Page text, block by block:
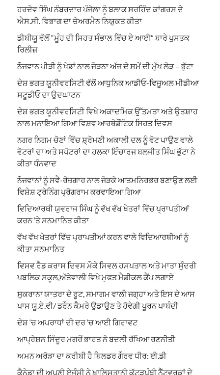
ਹਰਦੇਵ ਸਿੰਘ ਨੰਬਰਦਾਰ ਪੰਜੋਲਾ ਨੂੰ ਬਲਾਕ ਸਰਹਿੰਦ ਕਾਂਗਰਸ ਦੇ
ਐਸ.ਸੀ. ਵਿਭਾਗ ਦਾ ਚੇਅਰਮੈਨ ਨਿਯੁਕਤ ਕੀਤਾ
ਡੀਬੀਯੂ ਵੱਲੋਂ “ਮੂੰਹ ਦੀ ਸਿਹਤ ਸੰਭਾਲ ਵਿੱਚ ਏ ਆਈ” ਬਾਰੇ ਪੁਸਤਕ
ਰਿਲੀਜ਼
ਨੌਜਵਾਨ ਪੀੜੀ ਨੂੰ ਖੇਡਾਂ ਨਾਲ ਜੋੜਨਾ ਅੱਜ ਦੇ ਸਮੇਂ ਦੀ ਮੁੱਖ ਲੋੜ – ਭੁੱਟਾ
ਦੇਸ਼ ਭਗਤ ਯੂਨੀਵਰਸਿਟੀ ਵੱਲੋਂ ਆਧੁਨਿਕ ਆਡੀਓ-ਵਿਜ਼ੂਅਲ ਮੀਡੀਆ
ਸਟੂਡੀਓ ਦਾ ਉਦਘਾਟਨ
ਦੇਸ਼ ਭਗਤ ਯੂਨੀਵਰਸਿਟੀ ਵਿਖੇ ਅਕਾਦਮਿਕ ਉੱਤਮਤਾ ਅਤੇ ਉਤਸ਼ਾਹ
ਨਾਲ ਮਨਾਇਆ ਗਿਆ ਵਿਸ਼ਵ ਆਰਥੋਡੌਂਟਿਕ ਸਿਹਤ ਦਿਵਸ
ਨਗਰ ਨਿਗਮ ਚੋਣਾਂ ਵਿੱਚ ਸ਼੍ਰੋਮਣੀ ਅਕਾਲੀ ਦਲ ਨੂੰ ਵੋਟ ਪਾਉਣ ਵਾਲੇ
ਵੋਟਰਾਂ ਦਾ ਅਤੇ ਸਪੋਟਰਾਂ ਦਾ ਹਲਕਾ ਇੰਚਾਰਜ ਬਲਜੀਤ ਸਿੰਘ ਭੁੱਟਾ ਨੇ
ਕੀਤਾ ਧੰਨਵਾਦ
ਨੌਜਵਾਨਾਂ ਨੂੰ ਸਵੈ-ਰੋਜ਼ਗਾਰ ਨਾਲ ਜੋੜਕੇ ਆਤਮਨਿਰਭਰ ਬਣਾਉਣ ਲਈ
ਵਿਸ਼ੇਸ਼ ਟ੍ਰੇਨਿੰਗ ਪ੍ਰੋਗਰਾਮ ਕਰਵਾਇਆ ਗਿਆ
ਵਿਦਿਆਰਥੀ ਯੁਵਰਾਜ ਸਿੰਘ ਨੂੰ ਵੱਖ ਵੱਖ ਖੇਤਰਾਂ ਵਿੱਚ ਪ੍ਰਾਪਤੀਆਂ
ਕਰਨ ‘ਤੇ ਸਨਮਾਨਿਤ ਕੀਤਾ
ਵੱਖ ਵੱਖ ਖੇਤਰਾਂ ਵਿੱਚ ਪ੍ਰਾਪਤੀਆਂ ਕਰਨ ਵਾਲੇ ਵਿਦਿਆਰਥੀਆਂ ਨੂੰ
ਕੀਤਾ ਸਨਮਾਨਿਤ
ਵਿਸਵ ਰੈਡ ਕਰਾਸ ਦਿਵਸ ਮੌਕੇ ਸਿਵਲ ਹਸਪਤਾਲ ਅਤੇ ਮਾਤਾ ਸੁੰਦਰੀ
ਪਬਲਿਕ ਸਕੂਲ,ਅੱਤੇਵਾਲੀ ਵਿਖੇ ਮੁਫਤ ਮੈਡੀਕਲ ਕੈਂਪ ਲਗਾਏ
ਸੁਕਰਾਨਾ ਯਾਤਰਾ ਦੇ ਰੂਟ, ਸਮਾਗਮ ਵਾਲੀ ਜਗ੍ਹਾ ਅਤੇ ਇਸ ਦੇ ਆਸ
ਪਾਸ ਯੂ.ਏ.ਵੀ/ ਡਰੌਨ ਕੈਮਰੇ ਉਡਾਉਣ ਤੇ ਹੋਵੇਗੀ ਪੂਰਨ ਪਾਬੰਦੀ
ਦੇਸ਼ ‘ਚ ਅਪਰਾਧਾਂ ਦੀ ਦਰ ‘ਚ ਆਈ ਗਿਰਾਵਟ
ਆਪ੍ਰੇਸ਼ਨ ਸਿੰਦੂਰ ਮਗਰੋਂ ਭਾਰਤ ਨੇ ਬਦਲੀ ਰੱਖਿਆ ਰਣਨੀਤੀ
ਅਮਨ ਅਰੋੜਾ ਦਾ ਕਰੀਬੀ ਹੈ ਬਿਲਡਰ ਗੌਰਵ ਧੀਰ: ਈ.ਡੀ
ਕੈਨੇਡਾ ਦੀ ਅਪਣੀ ਏਜੰਸੀ ਨੇ ਖ਼ਾਲਿਸਤਾਨੀ ਕੱਟੜਪੰਥੀ ਨੈੱਟਵਰਕਾਂ ਦੇ